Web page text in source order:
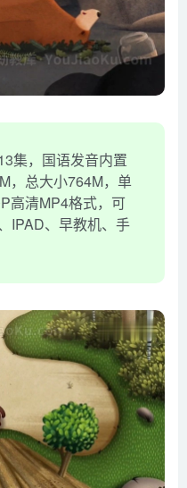
集，国语发音内置
，总大小764M，单
高清MP4格式，可
IPAD、早教机、手